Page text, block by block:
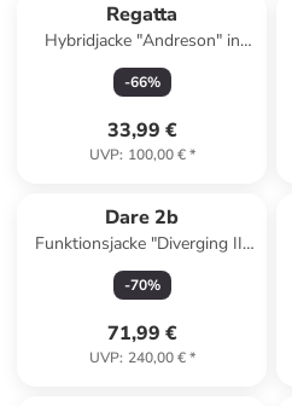
Regatta
Hybridjacke "Andreson" in
Grau
-66%
33,99 €
UVP: 100,00 €*
Dare 2b
Funktionsjacke "Diverging II"
in Creme/ Türkis
-70%
71,99 €
UVP: 240,00 €*